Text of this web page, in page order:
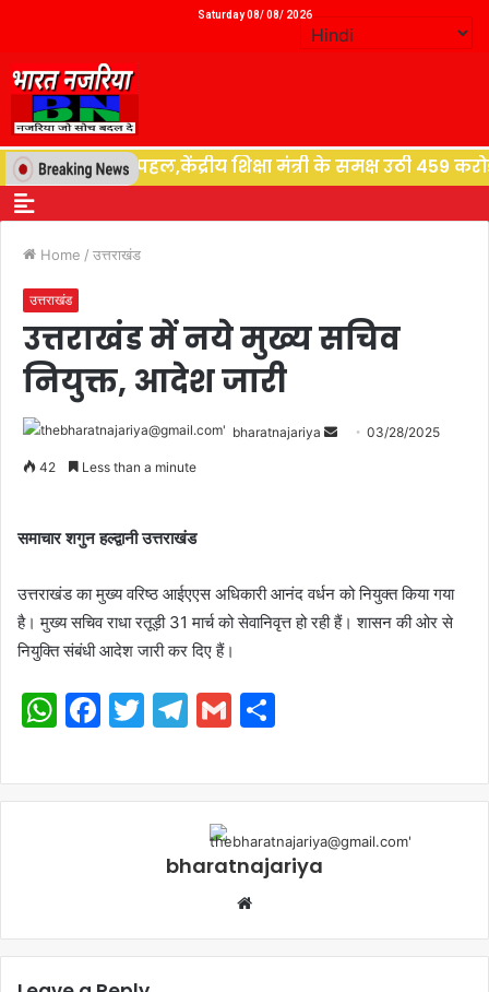
Saturday 08/ 08/ 2026
देने की पहल,केंद्रीय शिक्षा मंत्री के समक्ष उठी 459 करोड़ की
Home / उत्तराखंड
उत्तराखंड
उत्तराखंड में नये मुख्य सचिव
नियुक्त, आदेश जारी
bharatnajariya 03/28/2025
42 Less than a minute
समाचार शगुन हल्द्वानी उत्तराखंड
उत्तराखंड का मुख्य वरिष्ठ आईएएस अधिकारी आनंद वर्धन को नियुक्त किया गया
है। मुख्य सचिव राधा रतूड़ी 31 मार्च को सेवानिवृत्त हो रही हैं। शासन की ओर से
नियुक्ति संबंधी आदेश जारी कर दिए हैं।
WhatsApp
Facebook
Twitter
Telegram
Gmail
bharatnajariya